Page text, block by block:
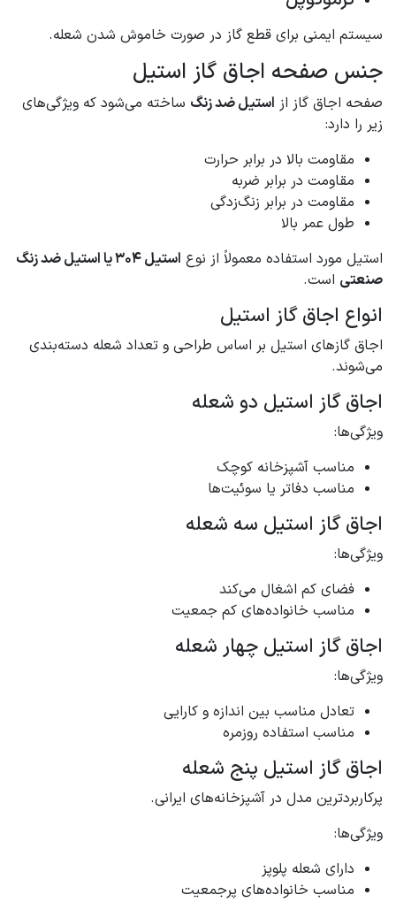
سیستم ایمنی برای قطع گاز در صورت خاموش شدن شعله.
جنس صفحه اجاق گاز استیل
صفحه اجاق گاز از استیل ضد زنگ ساخته می‌شود که ویژگی‌های
زیر را دارد:
مقاومت بالا در برابر حرارت
مقاومت در برابر ضربه
مقاومت در برابر زنگ‌زدگی
طول عمر بالا
استیل مورد استفاده معمولاً از نوع
استیل 304 یا استیل ضد زنگ
صنعتی است.
انواع اجاق گاز استیل
اجاق گازهای استیل بر اساس طراحی و تعداد شعله دسته‌بندی
می‌شوند.
اجاق گاز استیل دو شعله
ویژگی‌ها:
مناسب آشپزخانه کوچک
مناسب دفاتر یا سوئیت‌ها
اجاق گاز استیل سه شعله
ویژگی‌ها:
فضای کم اشغال می‌کند
مناسب خانواده‌های کم جمعیت
اجاق گاز استیل چهار شعله
ویژگی‌ها:
تعادل مناسب بین اندازه و کارایی
مناسب استفاده روزمره
اجاق گاز استیل پنج شعله
پرکاربردترین مدل در آشپزخانه‌های ایرانی.
ویژگی‌ها:
دارای شعله پلوپز
مناسب خانواده‌های پرجمعیت